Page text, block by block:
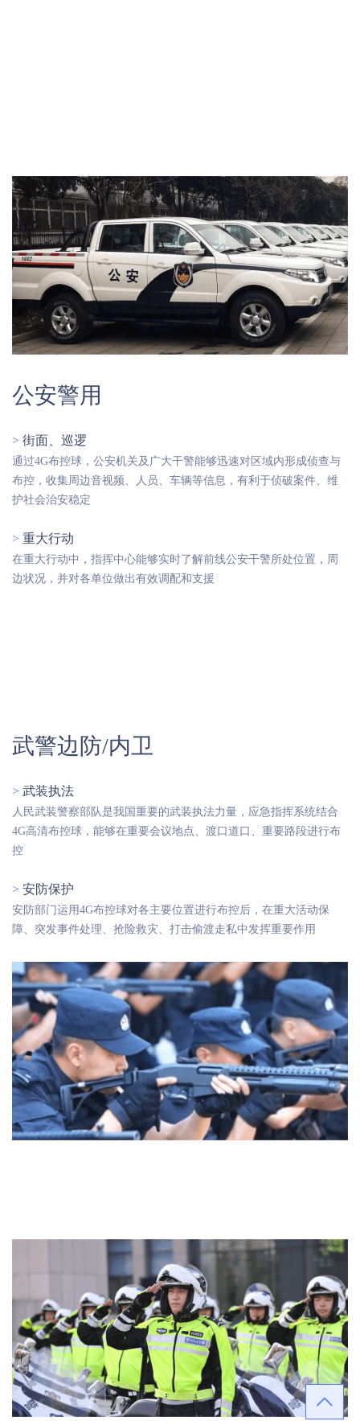
公安警用
> 街面、巡逻
通过4G布控球，公安机关及广大干警能够迅速对区域内形成侦查与
布控，收集周边音视频、人员、车辆等信息，有利于侦破案件、维
护社会治安稳定
> 重大行动
在重大行动中，指挥中心能够实时了解前线公安干警所处位置，周
边状况，并对各单位做出有效调配和支援
武警边防/内卫
> 武装执法
人民武装警察部队是我国重要的武装执法力量，应急指挥系统结合
4G高清布控球，能够在重要会议地点、渡口道口、重要路段进行布
控
> 安防保护
安防部门运用4G布控球对各主要位置进行布控后，在重大活动保
障、突发事件处理、抢险救灾、打击偷渡走私中发挥重要作用